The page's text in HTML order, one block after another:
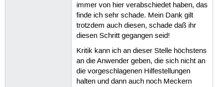
immer von hier verabschiedet haben, das
finde ich sehr schade. Mein Dank gilt
trotzdem auch diesen, schade daß ihr
diesen Schritt gegangen seid!
Kritik kann ich an dieser Stelle höchstens
an die Anwender geben, die sich nicht an
die vorgeschlagenen Hilfestellungen
halten und dann auch noch Meckern